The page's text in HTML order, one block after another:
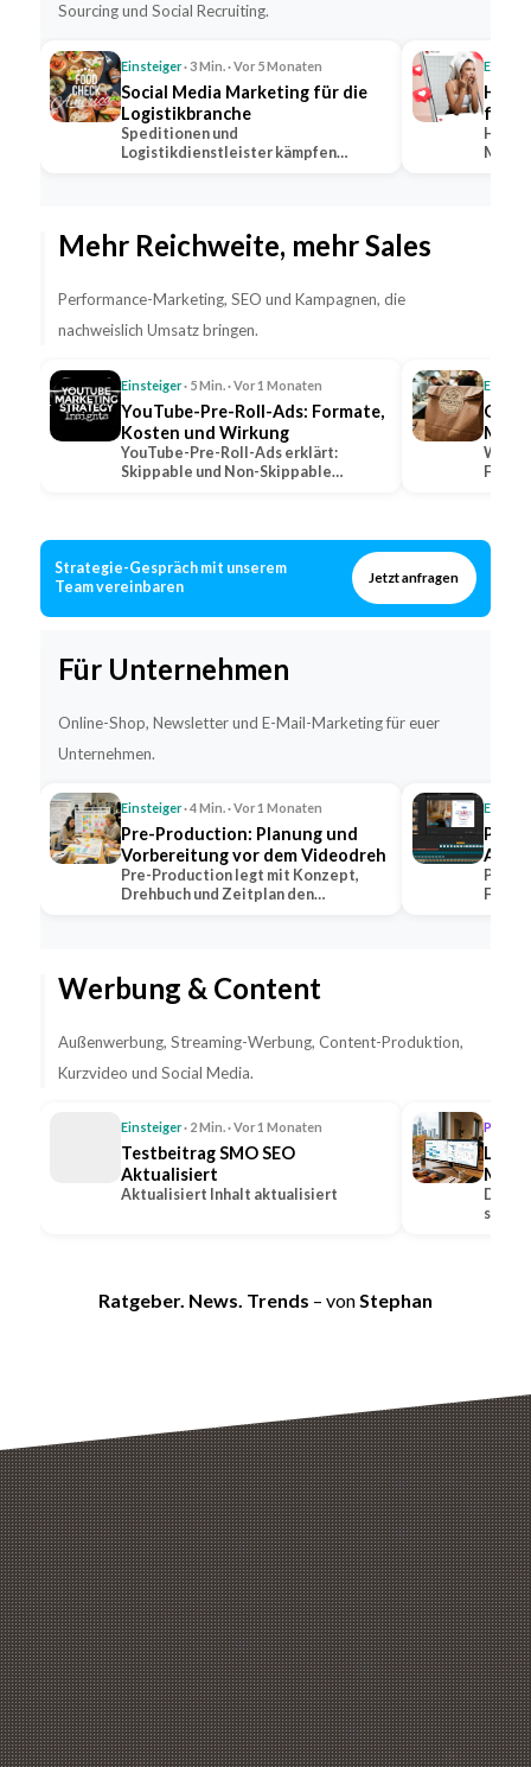
Sourcing und Social Recruiting.
Einsteiger· 3 Min. · Vor 5 Monaten
Social Media Marketing für die
Logistikbranche
Speditionen und
Logistikdienstleister kämpfen
für
Mehr Reichweite, mehr Sales
Performance-Marketing, SEO und Kampagnen, die
nachweislich Umsatz bringen.
Einsteiger· 5 Min. · Vor 1 Monaten
YouTube-Pre-Roll-Ads: Formate,
Kosten und Wirkung
YouTube-Pre-Roll-Ads erklärt:
Skippable und Non-Skippable
Was
Fast-
Strategie-Gespräch mit unserem
Team vereinbaren
Jetzt anfragen
Für Unternehmen
Online-Shop, Newsletter und E-Mail-Marketing für euer
Unternehmen.
Einsteiger· 4 Min. · Vor 1 Monaten
Pre-Production: Planung und
Vorbereitung vor dem Videodreh
Pre-Production legt mit Konzept,
Drehbuch und Zeitplan den
Post-
Werbung & Content
Außenwerbung, Streaming-Werbung, Content-Produktion,
Kurzvideo und Social Media.
Einsteiger· 2 Min. · Vor 1 Monaten
Testbeitrag SMO SEO
Aktualisiert
Aktualisiert Inhalt aktualisiert
Profi
Die
Ratgeber. News. Trends – von Stephan